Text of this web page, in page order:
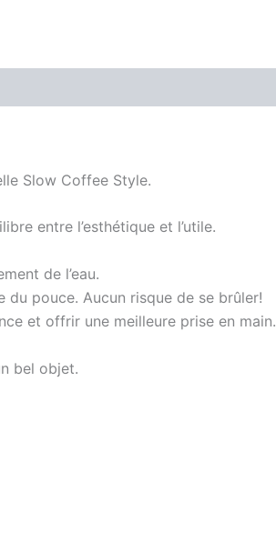
Slow Coffee Style.
entre l’esthétique et l’utile.
de l’eau.
du pouce. Aucun risque de se brûler!
et offrir une meilleure prise en main.
bel objet.